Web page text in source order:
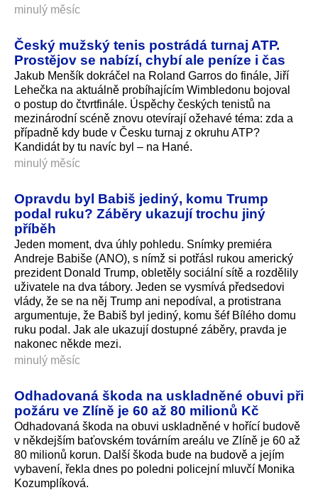
minulý měsíc
Český mužský tenis postrádá turnaj ATP.
Prostějov se nabízí, chybí ale peníze i čas
Jakub Menšík dokráčel na Roland Garros do finále, Jiří
Lehečka na aktuálně probíhajícím Wimbledonu bojoval
o postup do čtvrtfinále. Úspěchy českých tenistů na
mezinárodní scéně znovu otevírají ožehavé téma: zda a
případně kdy bude v Česku turnaj z okruhu ATP?
Kandidát by tu navíc byl – na Hané.
minulý měsíc
Opravdu byl Babiš jediný, komu Trump
podal ruku? Záběry ukazují trochu jiný
příběh
Jeden moment, dva úhly pohledu. Snímky premiéra
Andreje Babiše (ANO), s nímž si potřásl rukou americký
prezident Donald Trump, obletěly sociální sítě a rozdělily
uživatele na dva tábory. Jeden se vysmívá předsedovi
vlády, že se na něj Trump ani nepodíval, a protistrana
argumentuje, že Babiš byl jediný, komu šéf Bílého domu
ruku podal. Jak ale ukazují dostupné záběry, pravda je
nakonec někde mezi.
minulý měsíc
Odhadovaná škoda na uskladněné obuvi při
požáru ve Zlíně je 60 až 80 milionů Kč
Odhadovaná škoda na obuvi uskladněné v hořící budově
v někdejším baťovském továrním areálu ve Zlíně je 60 až
80 milionů korun. Další škoda bude na budově a jejím
vybavení, řekla dnes po poledni policejní mluvčí Monika
Kozumplíková.